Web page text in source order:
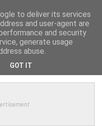
to deliver its services
and user-agent are
and security
generate usage
abuse.
GOT IT